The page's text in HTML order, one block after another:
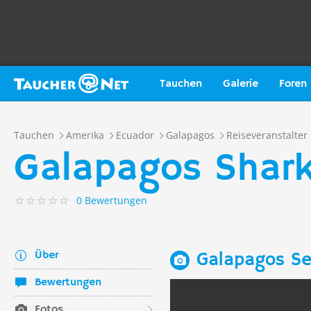
Tauchen Galerie Foren
Tauchen Amerika Ecuador Galapagos Reiseveranstalter
Galapagos
0 Bewertungen
Über
Bewertungen
Galapagos